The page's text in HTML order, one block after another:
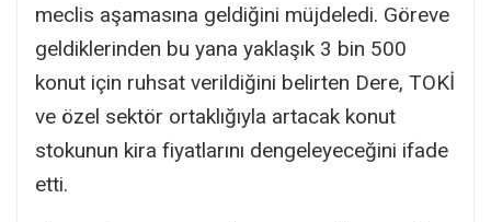
meclis aşamasına geldiğini müjdeledi. Göreve
geldiklerinden bu yana yaklaşık 3 bin 500
konut için ruhsat verildiğini belirten Dere, TOKİ
ve özel sektör ortaklığıyla artacak konut
stokunun kira fiyatlarını dengeleyeceğini ifade
etti.